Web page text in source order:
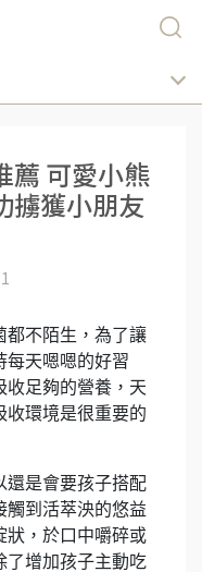
薦 可愛小熊
擄獲小朋友
都不陌生，為了讓
每天嗯嗯的好習
收足夠的營養，天
收環境是很重要的
還是會要孩子搭配
觸到活萃泱的悠益
狀，於口中嚼碎或
了增加孩子主動吃